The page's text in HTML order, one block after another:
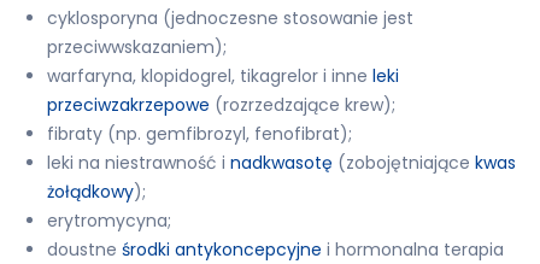
cyklosporyna (jednoczesne stosowanie jest
przeciwwskazaniem);
warfaryna, klopidogrel, tikagrelor i inne leki
przeciwzakrzepowe (rozrzedzające krew);
fibraty (np. gemfibrozyl, fenofibrat);
leki na niestrawność i nadkwasotę (zobojętniające kwas
żołądkowy);
erytromycyna;
doustne środki antykoncepcyjne i hormonalna terapia